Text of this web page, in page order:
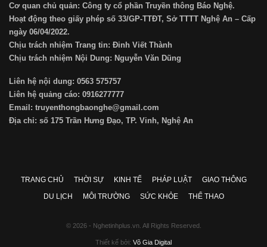
Cơ quan chủ quản: Công ty cổ phần Truyền thông Báo Nghệ.
Hoạt động theo giấy phép số 33/GP-TTĐT, Sở TTTT Nghệ An – Cấp
ngày 06/04/2022.
Chịu trách nhiệm Trang tin: Đinh Viết Thành
Chịu trách nhiệm Nội Dung: Nguyễn Văn Dũng
Liên hệ nội dung: 0563 575757
Liên hệ quảng cáo: 0916277777
Email: truyenthongbaonghe@gmail.com
Địa chỉ: số 175 Trần Hưng Đạo, TP. Vinh, Nghệ An
TRANG CHỦ THỜI SỰ KINH TẾ PHÁP LUẬT
GIAO THÔNG
DU LỊCH
MÔI TRƯỜNG SỨC KHỎE THỂ THAO
© 2026 - Nghetinhplus.vn. All Rights Reserved.
Thiết kế bởi: Võ Gia Digital